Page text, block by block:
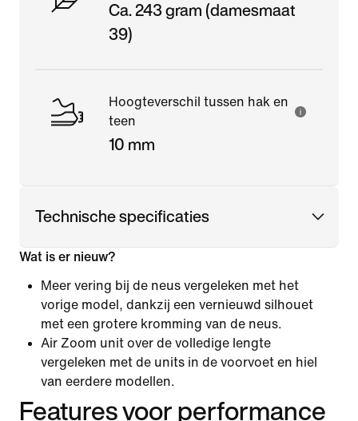
Ca. 243 gram (damesmaat
39)
Hoogteverschil tussen hak en
teen
10 mm
Technische specificaties
Wat is er nieuw?
Meer vering bij de neus vergeleken met het
vorige model, dankzij een vernieuwd silhouet
met een grotere kromming van de neus.
Air Zoom unit over de volledige lengte
vergeleken met de units in de voorvoet en hiel
van eerdere modellen.
Features voor performance